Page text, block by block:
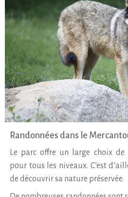
Randonnées dans le
Le parc offre un large choix de
pour tous les niveaux. C’est
de découvrir sa nature préservée.